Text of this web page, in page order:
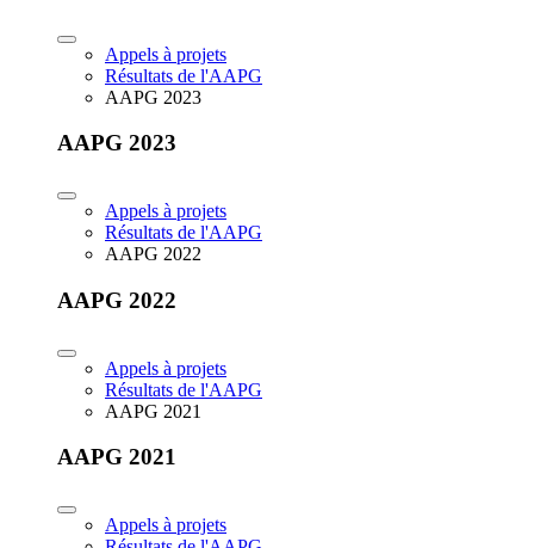
Appels à projets
Résultats de l'AAPG
AAPG 2023
AAPG 2023
Appels à projets
Résultats de l'AAPG
AAPG 2022
AAPG 2022
Appels à projets
Résultats de l'AAPG
AAPG 2021
AAPG 2021
Appels à projets